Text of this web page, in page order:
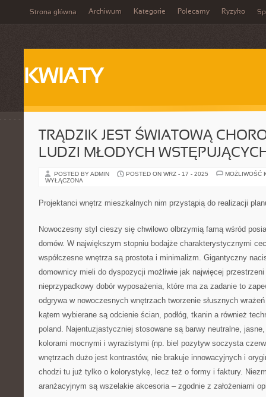
Strona główna Archiwum Kategorie Polecamy Ryzyko
KWIATY
TRĄDZIK JEST ŚWIATOWĄ
LUDZI MŁODYCH
POSTED BY ADMIN POSTED ON WRZ - 17 - 2025
MOŻLIWOŚĆ
WYŁĄCZONA
Projektanci wnętrz mieszkalnych nim przystąpią do realizacji
Nowoczesny styl cieszy się chwilowo olbrzymią famą wśród
domów. W największym stopniu bodajże charakterystycznymi
współczesne wnętrza są prostota i minimalizm. Gigantyczny
domownicy mieli do dyspozycji możliwie jak najwięcej
nieprzypadkowy dobór wyposażenia, które ma za zadanie to
odgrywa w nowoczesnych wnętrzach tworzenie słusznych
kątem wybierane są odcienie ścian, podłóg, tkanin a również
poland. Najentuzjastyczniej stosowane są barwy neutralne,
kolorami mocnymi i wyrazistymi (np. biel pozytyw soczysta
wnętrzach dużo jest kontrastów, nie brakuje innowacyjnych i
chodzi tu już tylko o kolorystykę, lecz też o formy i faktury.
aranżacyjnym są wszelakie akcesoria – zgodnie z założeniami